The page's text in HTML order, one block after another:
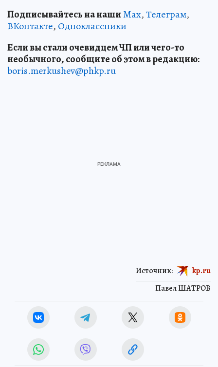
Подписывайтесь на нашиMax,Телеграм,
ВКонтакте, Одноклассники
Если вы стали очевидцем ЧП или чего-то
необычного, сообщите об этом в редакцию:
boris.merkushev@phkp.ru
Павел ШАТРОВ
Источник: kp.ru